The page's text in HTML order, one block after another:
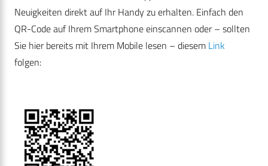
Neuigkeiten direkt auf Ihr Handy zu erhalten. Einfach den
QR-Code auf Ihrem Smartphone einscannen oder – sollten
Sie hier bereits mit Ihrem Mobile lesen – diesem Link
folgen: